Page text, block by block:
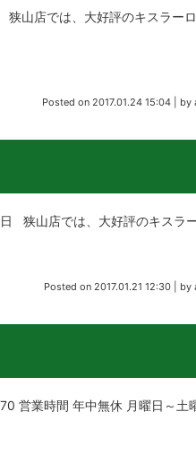
店では、大好評のキスラー
Posted on 2017.01.24 15:04 by
山店では、大好評のキスラ
Posted on 2017.01.21 12:30 by
営業時間 年中無休 月曜日～土